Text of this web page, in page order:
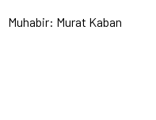
Muhabir: Murat Kaban